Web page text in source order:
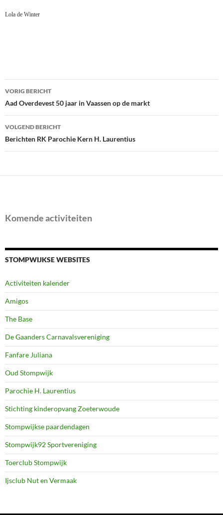
Lola de Winter
Bericht
navigatie
VORIG BERICHT
Aad Overdevest 50 jaar in Vaassen op de markt
VOLGEND BERICHT
Berichten RK Parochie Kern H. Laurentius
Komende activiteiten
STOMPWIJKSE WEBSITES
Activiteiten kalender
Amigos
The Base
De Gaanders Carnavalsvereniging
Fanfare Juliana
Oud Stompwijk
Parochie H. Laurentius
Stichting kinderopvang Zoeterwoude
Stompwijkse paardendagen
Stompwijk92 Sportvereniging
Toerclub Stompwijk
Ijsclub Nut en Vermaak